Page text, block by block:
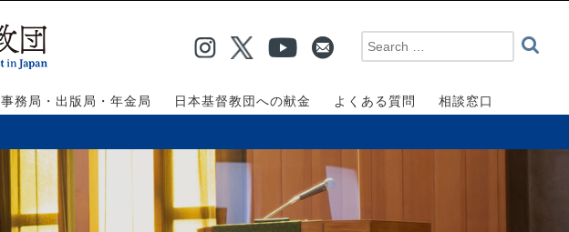
事務局・出版局・年金局 日本基督教団への献金 よくある質問 相談窓口